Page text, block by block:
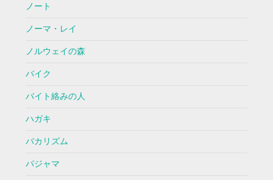
ノート
ノーマ・レイ
ノルウェイの森
バイク
バイト絡みの人
ハガキ
バカリズム
パジャマ